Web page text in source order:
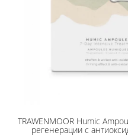
TRAWENMOOR Humic
регенерации с